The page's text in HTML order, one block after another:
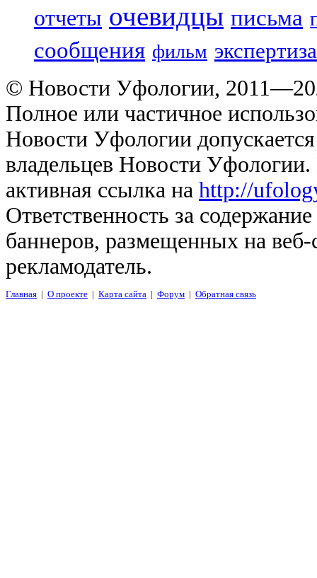
отчеты очевидцы письма
сообщения фильм экспертиза
© Новости Уфологии,
Полное или частичное
Новости Уфологии
владельцев Новости
активная ссылка на http://
Ответственность за
баннеров, размещенных на
рекламодатель.
Главная | О проекте | Карта сайта | Форум | Обратная связь